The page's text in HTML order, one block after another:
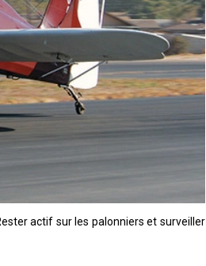
actif sur les palonniers et surveiller